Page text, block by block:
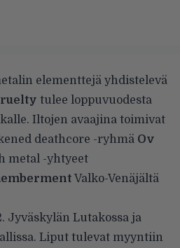
elementtejä yhdistelevä
tulee loppuvuodesta
Iltojen avaajina toimivat
deathcore -ryhmä Ov
metal -yhtyeet
Valko-Venäjältä
Jyväskylän Lutakossa ja
Liput tulevat myyntiin